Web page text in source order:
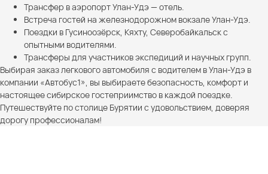
Трансфер в аэропорт Улан-Удэ — отель.
Встреча гостей на железнодорожном вокзале Улан-Удэ.
Поездки в Гусиноозёрск, Кяхту, Северобайкальск с
опытными водителями.
Трансферы для участников экспедиций и научных групп.
Выбирая заказ легкового автомобиля с водителем в Улан-Удэ в
компании «Автобус1», вы выбираете безопасность, комфорт и
настоящее сибирское гостеприимство в каждой поездке.
Путешествуйте по столице Бурятии с удовольствием, доверяя
дорогу профессионалам!